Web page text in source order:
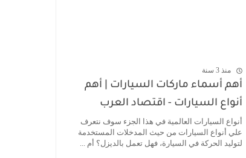
منذ 3 سنة
أهم أسماء ماركات السيارات | أهم
أنواع السيارات - اقتصاد العرب
أنواع السيارات العالمية في هذا الجزء سوف نتعرف
علي أنواع السيارات من حيث المدخلات المستخدمة
لتوليد الحركة في السيارة، فهل تعمل بالديزل؟ أم ...